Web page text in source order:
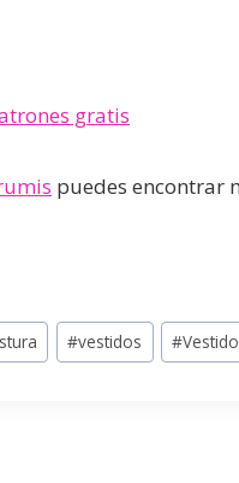
gratis
puedes encontrar
#vestidos #